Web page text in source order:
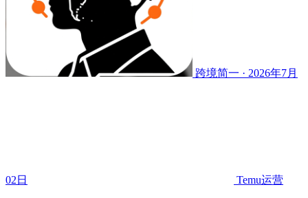
跨境简一 · 2026年7月
02日 Temu运营